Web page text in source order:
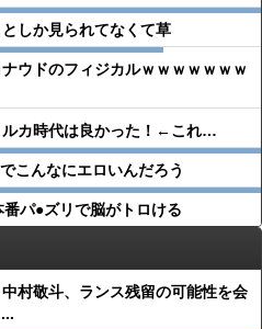
しか見られてなくて草
ウドのフィジカルｗｗｗｗｗｗｗ
ルカ時代は良かった！←これ…
こんなにエロいんだろう
パ●︎ズリで脳がトロける
村敬斗、ランス残留の可能性を会